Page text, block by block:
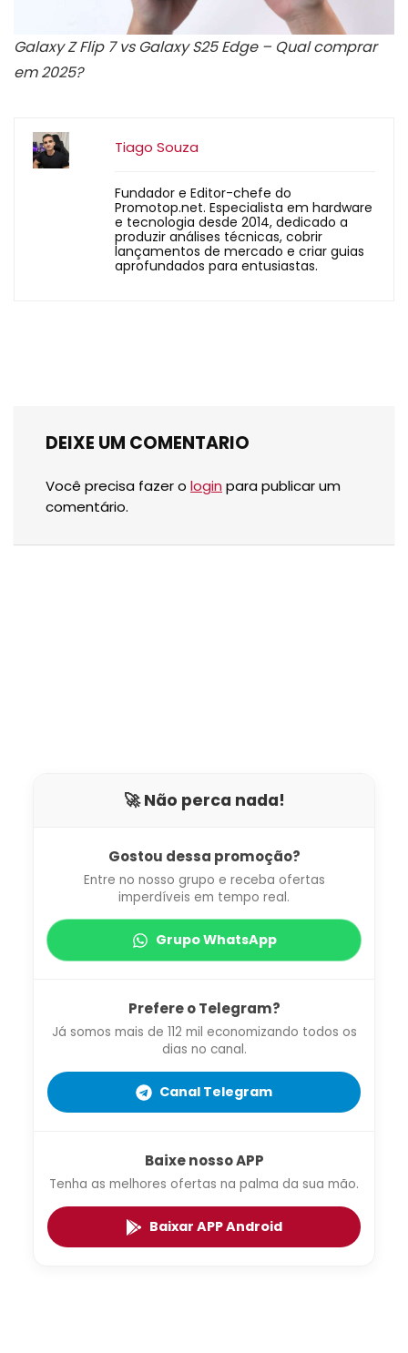
Galaxy Z Flip 7 vs Galaxy S25 Edge – Qual comprar
em 2025?
Tiago Souza
Fundador e Editor-chefe do
Promotop.net. Especialista em hardware
e tecnologia desde 2014, dedicado a
produzir análises técnicas, cobrir
lançamentos de mercado e criar guias
aprofundados para entusiastas.
DEIXE UM COMENTARIO
Você precisa fazer o login para publicar um
comentário.
🚀 Não perca nada!
Gostou dessa promoção?
Entre no nosso grupo e receba ofertas
imperdíveis em tempo real.
Grupo WhatsApp
Prefere o Telegram?
Já somos mais de 112 mil economizando todos os
dias no canal.
Canal Telegram
Baixe nosso APP
Tenha as melhores ofertas na palma da sua mão.
Baixar APP Android